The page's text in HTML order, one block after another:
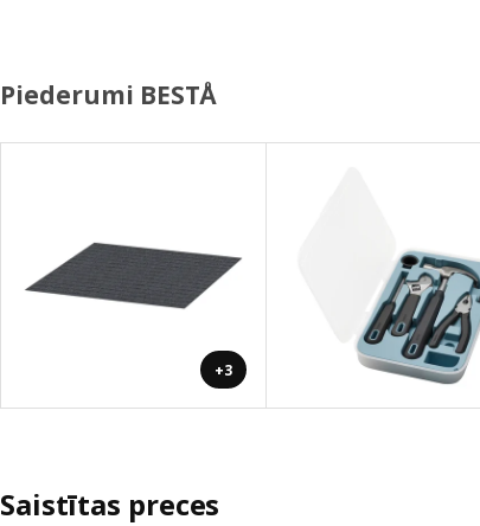
Piederumi BESTÅ
+3
Saistītas preces